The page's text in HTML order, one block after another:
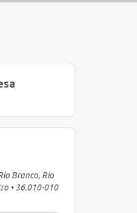
Branco, Rio
• 36.010-010